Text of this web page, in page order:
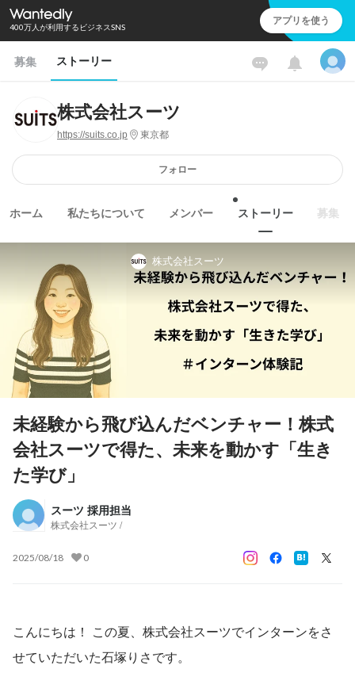
400万人が利用するビジネスSNS アプリを使う
募集 ストーリー
株式会社スーツ
https://suits.co.jp 東京都
フォロー
ホーム 私たちについて メンバー ストーリー 募集
株式会社スーツ
未経験から飛び込んだベンチャー！株式
会社スーツで得た、未来を動かす「生き
た学び」
スーツ 採用担当
株式会社スーツ /
2025/08/18 0
こんにちは！ この夏、株式会社スーツでインターンをさ
せていただいた石塚りさです。